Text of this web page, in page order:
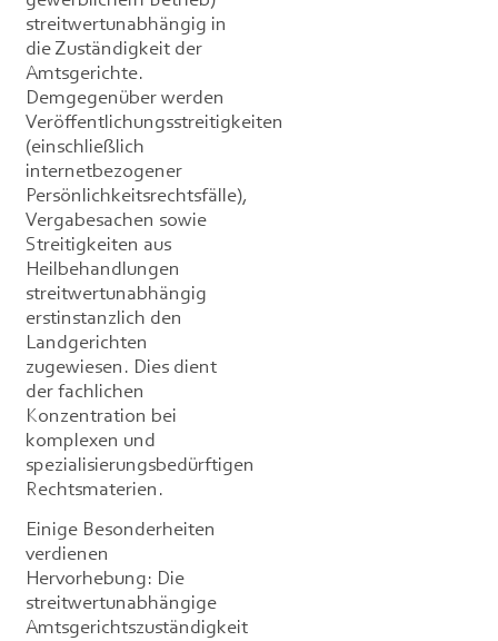
streitwertunabhängig in
die Zuständigkeit der
Amtsgerichte.
Demgegenüber werden
Veröffentlichungsstreitigkeiten
(einschließlich
internetbezogener
Persönlichkeitsrechtsfälle),
Vergabesachen sowie
Streitigkeiten aus
Heilbehandlungen
streitwertunabhängig
erstinstanzlich den
Landgerichten
zugewiesen. Dies dient
der fachlichen
Konzentration bei
komplexen und
spezialisierungsbedürftigen
Rechtsmaterien.
Einige Besonderheiten
verdienen
Hervorhebung: Die
streitwertunabhängige
Amtsgerichtszuständigkeit